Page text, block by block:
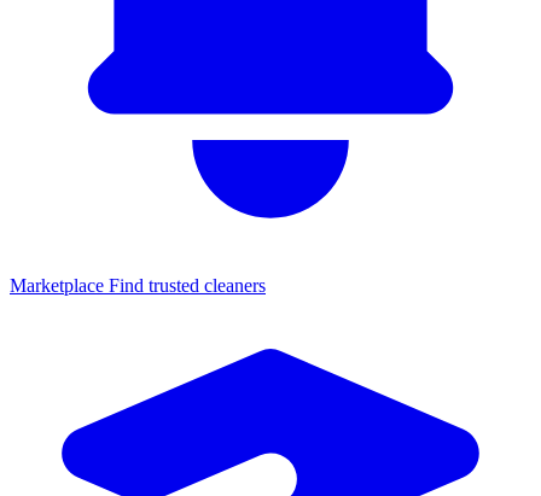
Marketplace Find trusted cleaners